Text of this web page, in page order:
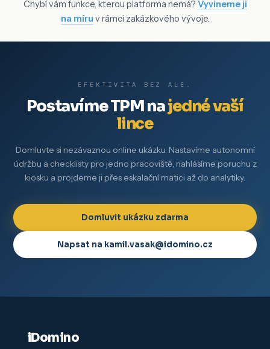
Chybí vám funkce, kterou platforma nemá? Vyvineme ji
na míru v rámci zakázkového vývoje.
EFEKTIVITA BEZ ALE.
Postavíme TPM najedné vaší
lince
Domluvte si nezávaznou online ukázku. Nastavíme autonomní
údržbu a checklisty pro jedno pracoviště, nahlásíme poruchu z
kiosku a projdeme ji přes eskalační matici až do analytiky.
Domluvit ukázku zdarma
Napsat na kamil.vasak@idomino.cz
iDomino